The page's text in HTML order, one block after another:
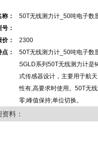
：
50T无线测力计_50吨电子数
：
：
2300
：
50T无线测力计_50吨电子数
SGLD系列50T无线测力计是
式传感器设计，主要用于航
性有,高要求时使用。50T无
零;峰值保持;单位切换。
料：